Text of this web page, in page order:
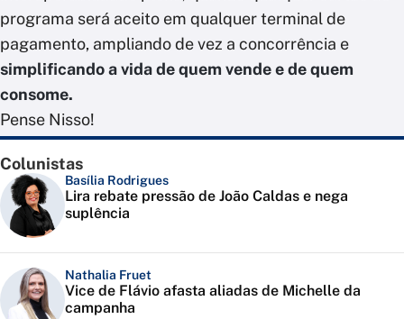
programa será aceito em qualquer terminal de
pagamento, ampliando de vez a concorrência e
simplificando a vida de quem vende e de quem
consome.
Pense Nisso!
Colunistas
Basília Rodrigues
Lira rebate pressão de João Caldas e nega
suplência
Nathalia Fruet
Vice de Flávio afasta aliadas de Michelle da
campanha